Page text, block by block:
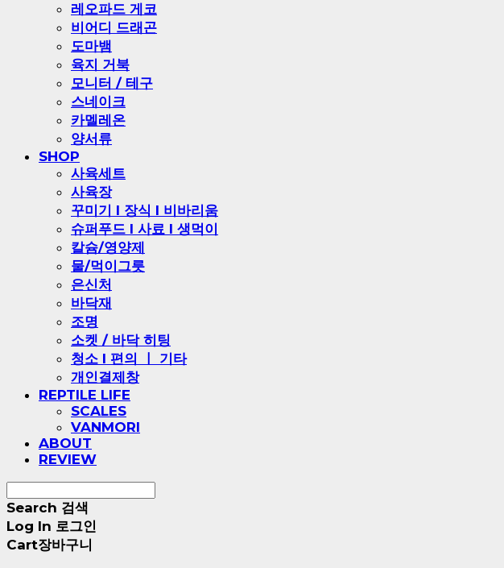
레오파드 게코
비어디 드래곤
도마뱀
육지 거북
모니터 / 테구
스네이크
카멜레온
양서류
SHOP
사육세트
사육장
꾸미기 l 장식 l 비바리움
슈퍼푸드 l 사료 l 생먹이
칼슘/영양제
물/먹이그릇
은신처
바닥재
조명
소켓 / 바닥 히팅
청소 l 편의 ㅣ 기타
개인결제창
REPTILE LIFE
SCALES
VANMORI
ABOUT
REVIEW
Search 검색
Log In 로그인
Cart장바구니